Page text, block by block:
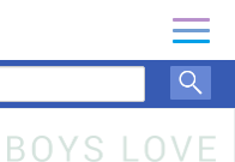
品
ナ
ゲ
ー
ョ